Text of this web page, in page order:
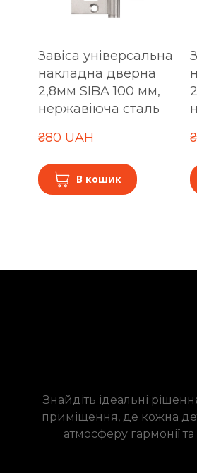
Завіса універсальна
накладна дверна
2,8мм SIBA 100 мм,
нержавіюча сталь
₴80 UAH
В кошик
Знайдіть ідеальні
приміщення, де кожна
атмосферу гармонії